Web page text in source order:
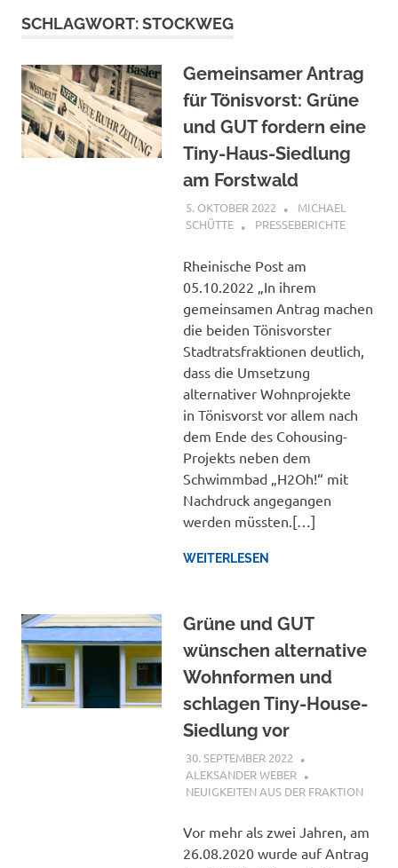
SCHLAGWORT:STOCKWEG
Gemeinsamer Antrag
für Tönisvorst: Grüne
und GUT fordern eine
Tiny-Haus-Siedlung
am Forstwald
5. OKTOBER 2022
MICHAEL
SCHÜTTE
PRESSEBERICHTE
Rheinische Post am
05.10.2022 „In ihrem
gemeinsamen Antrag machen
die beiden Tönisvorster
Stadtratsfraktionen deutlich,
dass die Umsetzung
alternativer Wohnprojekte
in Tönisvorst vor allem nach
dem Ende des Cohousing-
Projekts neben dem
Schwimmbad „H2Oh!“ mit
Nachdruck angegangen
werden müssten.[…]
WEITERLESEN
Grüne und GUT
wünschen alternative
Wohnformen und
schlagen Tiny-House-
Siedlung vor
30. SEPTEMBER 2022
ALEKSANDER WEBER
NEUIGKEITEN AUS DER FRAKTION
Vor mehr als zwei Jahren, am
26.08.2020 wurde auf Antrag